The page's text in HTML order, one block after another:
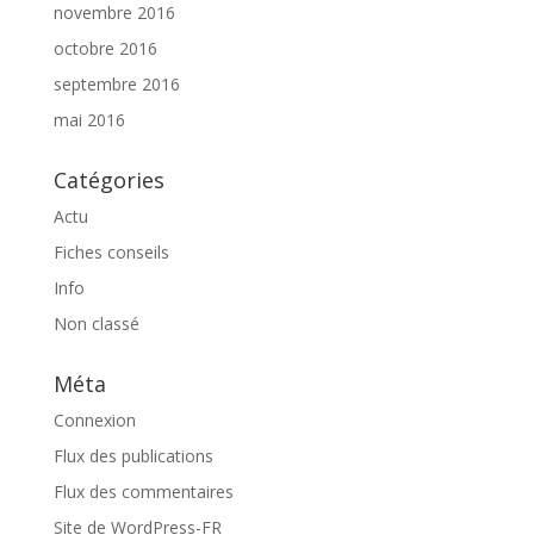
novembre 2016
octobre 2016
septembre 2016
mai 2016
Catégories
Actu
Fiches conseils
Info
Non classé
Méta
Connexion
Flux des publications
Flux des commentaires
Site de WordPress-FR